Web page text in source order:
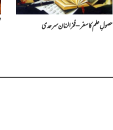
حصولِ علم کا سفر – فخرالزمان سرحدی